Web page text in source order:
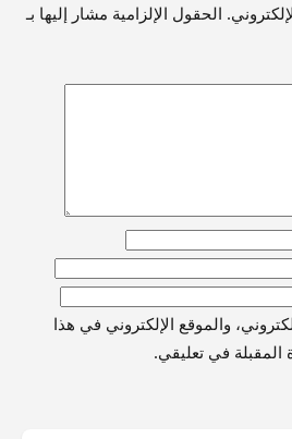
الحقول الإلزامية مشار إليها بـ
والموقع الإلكتروني في هذا
المقبلة في تعليقي.